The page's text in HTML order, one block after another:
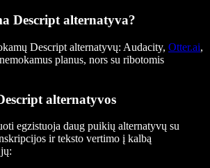
Descript alternatyva?
Descript alternatyvų: Audacity, Otter.ai,
planus, nors su ribotomis
alternatyvos
egzistuoja daug puikių alternatyvų su
ir teksto vertimo į kalbą